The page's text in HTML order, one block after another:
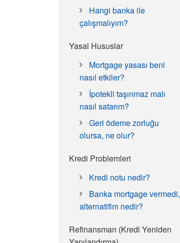
Hangi banka ile
çalışmalıyım?
Yasal Hususlar
Mortgage yasası beni
nasıl etkiler?
İpotekli taşınmaz malı
nasıl satarım?
Geri ödeme zorluğu
olursa, ne olur?
Kredi Problemleri
Kredi notu nedir?
Banka mortgage vermedi,
alternatifim nedir?
Refinansman (Kredi Yeniden